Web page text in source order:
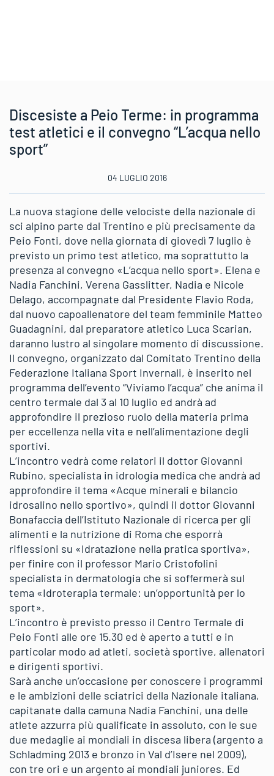
Discesiste a Peio Terme: in programma
test atletici e il convegno “L’acqua nello
sport”
04 LUGLIO 2016
La nuova stagione delle velociste della nazionale di
sci alpino parte dal Trentino e più precisamente da
Peio Fonti, dove nella giornata di giovedì 7 luglio è
previsto un primo test atletico, ma soprattutto la
presenza al convegno «L’acqua nello sport». Elena e
Nadia Fanchini, Verena Gasslitter, Nadia e Nicole
Delago, accompagnate dal Presidente Flavio Roda,
dal nuovo capoallenatore del team femminile Matteo
Guadagnini, dal preparatore atletico Luca Scarian,
daranno lustro al singolare momento di discussione.
Il convegno, organizzato dal Comitato Trentino della
Federazione Italiana Sport Invernali, è inserito nel
programma dell’evento “Viviamo l’acqua” che anima il
centro termale dal 3 al 10 luglio ed andrà ad
approfondire il prezioso ruolo della materia prima
per eccellenza nella vita e nell’alimentazione degli
sportivi.
L’incontro vedrà come relatori il dottor Giovanni
Rubino, specialista in idrologia medica che andrà ad
approfondire il tema «Acque minerali e bilancio
idrosalino nello sportivo», quindi il dottor Giovanni
Bonafaccia dell’Istituto Nazionale di ricerca per gli
alimenti e la nutrizione di Roma che esporrà
riflessioni su «Idratazione nella pratica sportiva»,
per finire con il professor Mario Cristofolini
specialista in dermatologia che si soffermerà sul
tema «Idroterapia termale: un’opportunità per lo
sport».
L’incontro è previsto presso il Centro Termale di
Peio Fonti alle ore 15.30 ed è aperto a tutti e in
particolar modo ad atleti, società sportive, allenatori
e dirigenti sportivi.
Sarà anche un’occasione per conoscere i programmi
e le ambizioni delle sciatrici della Nazionale italiana,
capitanate dalla camuna Nadia Fanchini, una delle
atlete azzurra più qualificate in assoluto, con le sue
due medaglie ai mondiali in discesa libera (argento a
Schladming 2013 e bronzo in Val d’Isere nel 2009),
con tre ori e un argento ai mondiali juniores. Ed